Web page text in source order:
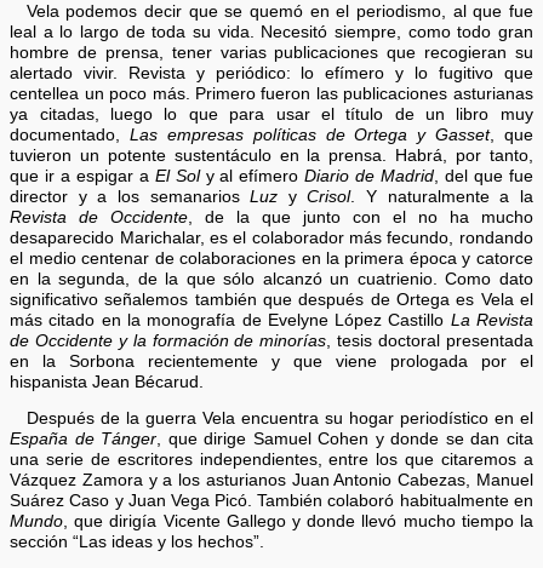
Vela podemos decir que se quemó en el periodismo, al que fue
leal a lo largo de toda su vida. Necesitó siempre, como todo gran
hombre de prensa, tener varias publicaciones que recogieran su
alertado vivir. Revista y periódico: lo efímero y lo fugitivo que
centellea un poco más. Primero fueron las publicaciones asturianas
ya citadas, luego lo que para usar el título de un libro muy
documentado, Las empresas políticas de Ortega y Gasset, que
tuvieron un potente sustentáculo en la prensa. Habrá, por tanto,
que ir a espigar a El Soly al efímeroDiario de Madrid , del que fue
director y a los semanariosLuz yCrisol. Y naturalmente a la
Revista de Occidente , de la que junto con el no ha mucho
desaparecido Marichalar, es el colaborador más fecundo, rondando
el medio centenar de colaboraciones en la primera época y catorce
en la segunda, de la que sólo alcanzó un cuatrienio. Como dato
significativo señalemos también que después de Ortega es Vela el
más citado en la monografía de Evelyne López Castillo La Revista
de Occidente y la formación de minorías , tesis doctoral presentada
en la Sorbona recientemente y que viene prologada por el
hispanista Jean Bécarud.
Después de la guerra Vela encuentra su hogar periodístico en el
España de Tánger, que dirige Samuel Cohen y donde se dan cita
una serie de escritores independientes, entre los que citaremos a
Vázquez Zamora y a los asturianos Juan Antonio Cabezas, Manuel
Suárez Caso y Juan Vega Picó. También colaboró habitualmente en
Mundo, que dirigía Vicente Gallego y donde llevó mucho tiempo la
sección “Las ideas y los hechos”.